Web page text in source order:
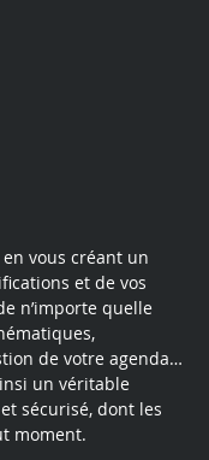
vous créant un
et de vos
n’importe quelle
de votre agenda…
un véritable
sécurisé, dont les
moment.